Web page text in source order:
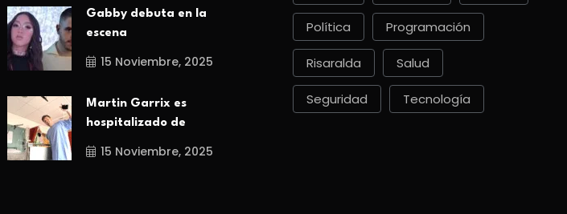
Gabby debuta en la
escena
15 Noviembre, 2025
Martin Garrix es
hospitalizado de
15 Noviembre, 2025
Política Programación
Risaralda Salud
Seguridad Tecnología